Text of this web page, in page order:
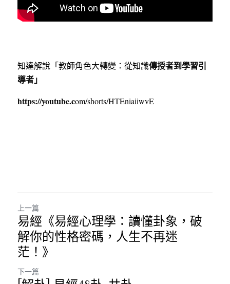
知達解說「教師角色大轉變：從知識傳授者到學習引
導者」
https://youtube.com/shorts/HTEniaiiwvE
上一篇
易經《易經心理學：讀懂卦象，破
解你的性格密碼，人生不再迷
茫！》
下一篇